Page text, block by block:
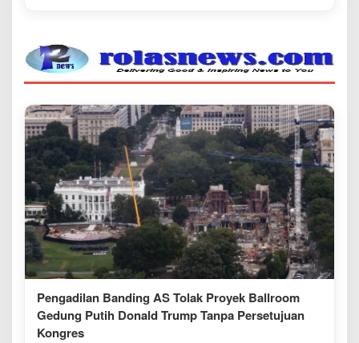
Pengadilan Banding AS Tolak Proyek Ballroom
Gedung Putih Donald Trump Tanpa Persetujuan
Kongres